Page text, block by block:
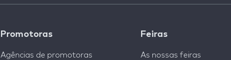
Promotoras
Agências de promotoras
Feiras
As nossas feiras